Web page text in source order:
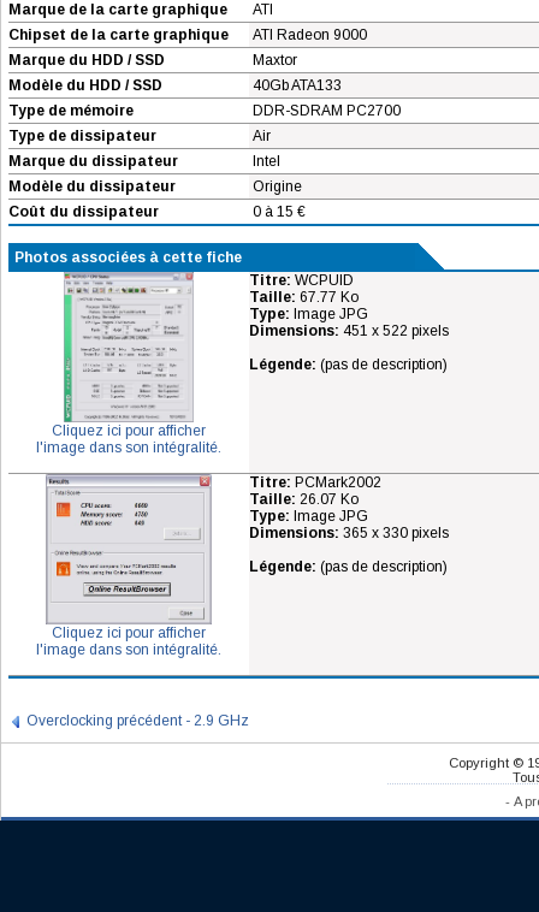
Marque de la carte graphique
ATI
Chipset de la carte graphique
ATI Radeon 9000
Marque du HDD / SSD
Maxtor
Modèle du HDD / SSD
40Gb ATA133
Type de mémoire
DDR-SDRAM PC2700
Type de dissipateur
Air
Marque du dissipateur
Intel
Modèle du dissipateur
Origine
Coût du dissipateur
0 à 15 €
Photos associées à cette fiche
Cliquez ici pour afficher
l'image dans son intégralité.
Titre: WCPUID
Taille: 67.77 Ko
Type: Image JPG
Dimensions: 451 x 522 pixels
Légende: (pas de description)
Cliquez ici pour afficher
l'image dans son intégralité.
Titre: PCMark2002
Taille: 26.07 Ko
Type: Image JPG
Dimensions: 365 x 330 pixels
Légende: (pas de description)
Overclocking précédent - 2.9 GHz
Copyright ©
- A